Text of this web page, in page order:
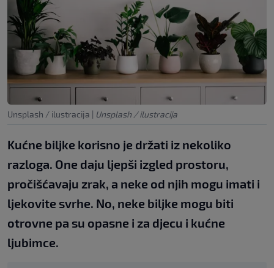
Unsplash / ilustracija | Unsplash / ilustracija
Kućne biljke korisno je držati iz nekoliko
razloga. One daju ljepši izgled prostoru,
pročišćavaju zrak, a neke od njih mogu imati i
ljekovite svrhe. No, neke biljke mogu biti
otrovne pa su opasne i za djecu i kućne
ljubimce.